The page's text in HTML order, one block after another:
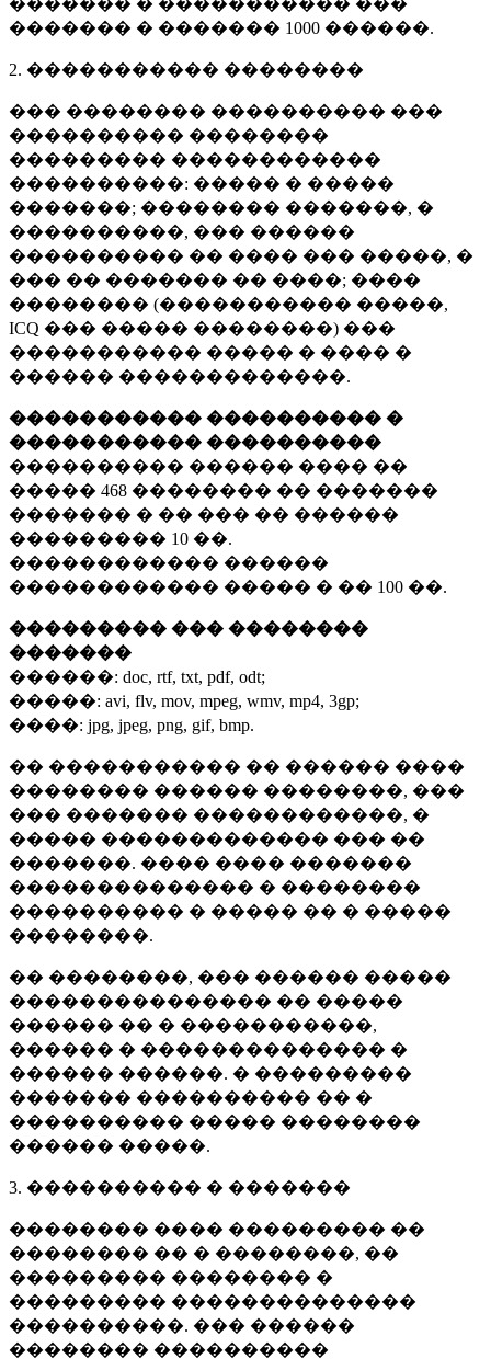
������� � ����������� ���
������� � ������� 1000 ������.
2. ����������� ��������
��� �������� ���������� ���
���������� ��������
��������� ������������
����������: ����� � �����
�������; �������� �������, �
����������, ��� ������
���������� �� ���� ��� �����, �
��� �� ������� �� ����; ����
�������� (����������� �����,
ICQ ��� ����� ��������) ���
����������� ����� � ���� �
������ �������������.
����������� ���������� �
����������� ����������
���������� ������ ���� ��
����� 468 �������� �� �������
������� � �� ��� �� ������
��������� 10 ��.
������������ ������
������������ ����� � �� 100 ��.
��������� ��� ��������
�������
������: doc, rtf, txt, pdf, odt;
�����: avi, flv, mov, mpeg, wmv, mp4, 3gp;
����: jpg, jpeg, png, gif, bmp.
�� ����������� �� ������ ����
�������� ������ ��������, ���
��� ������� ������������, �
����� ������������� ��� ��
�������. ���� ���� �������
�������������� � ��������
���������� � ����� �� � �����
��������.
�� ��������, ��� ������ �����
��������������� �� �����
������ �� � �����������,
������ � �������������� �
������ ������. � ���������
������� ���������� �� �
���������� ����� ��������
������ �����.
3. ���������� � �������
�������� ���� ��������� ��
�������� �� � ��������, ��
��������� �������� �
��������� ��������������
����������. ��� ������
�������� ����������